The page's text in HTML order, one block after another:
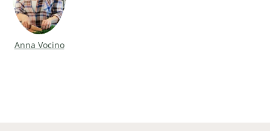
nachzukochen und erfahren Sie echte Gesundheit und
Vitalität."
– Dr. Catherine Shanahan, Ärztin, Autorin und
Anna Vocino